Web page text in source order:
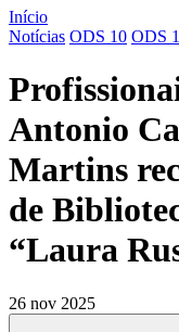
Início
Notícias ODS 10 ODS
Antonio
Martins
de
“Laura
26 nov 2025